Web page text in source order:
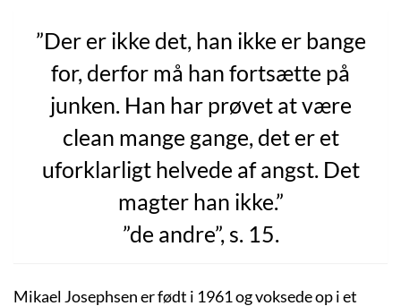
”Der er ikke det, han ikke er bange
for, derfor må han fortsætte på
junken. Han har prøvet at være
clean mange gange, det er et
uforklarligt helvede af angst. Det
magter han ikke.”
”de andre”, s. 15.
Mikael Josephsen er født i 1961 og voksede op i et